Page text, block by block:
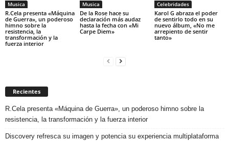
Musica
R.Cela presenta «Máquina
de Guerra», un poderoso
himno sobre la
resistencia, la
transformación y la
fuerza interior
Musica
De la Rose hace su
declaración más audaz
hasta la fecha con «Mi
Carpe Diem»
Celebridades
Karol G abraza el poder
de sentirlo todo en su
nuevo álbum, «No me
arrepiento de sentir
tanto»
Recientes
R.Cela presenta «Máquina de Guerra», un poderoso himno sobre la
resistencia, la transformación y la fuerza interior
Discovery refresca su imagen y potencia su experiencia multiplataforma